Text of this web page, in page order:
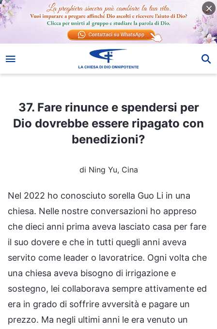
37. Fare rinunce e spendersi per
Dio dovrebbe essere ripagato con
benedizioni?
di Ning Yu, Cina
Nel 2022 ho conosciuto sorella Guo Li in una
chiesa. Nelle nostre conversazioni ho appreso
che dieci anni prima aveva lasciato casa per fare
il suo dovere e che in tutti quegli anni aveva
servito come leader o lavoratrice. Ogni volta che
una chiesa aveva bisogno di irrigazione e
sostegno, lei collaborava sempre attivamente ed
era in grado di soffrire avversità e pagare un
prezzo. Ma negli ultimi anni le era venuto un